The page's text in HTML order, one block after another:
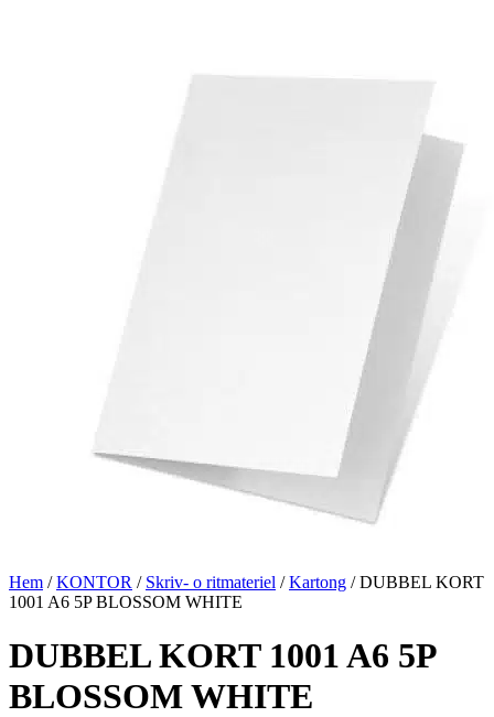
Hem /KONTOR / Skriv- o ritmateriel /Kartong / DUBBEL KORT
1001 A6 5P BLOSSOM WHITE
DUBBEL KORT 1001 A6 5P
BLOSSOM WHITE